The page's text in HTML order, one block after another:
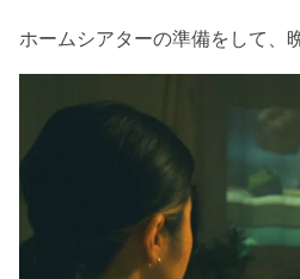
ホームシアターの準備をして、